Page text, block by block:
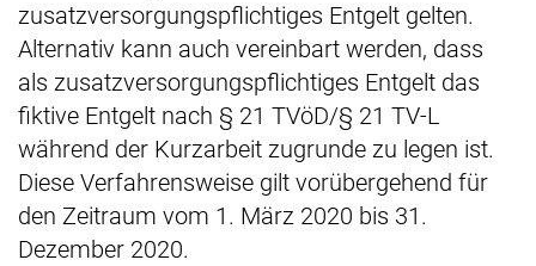
zusatzversorgungspflichtiges Entgelt gelten.
Alternativ kann auch vereinbart werden, dass
als zusatzversorgungspflichtiges Entgelt das
fiktive Entgelt nach § 21 TVöD/§ 21 TV-L
während der Kurzarbeit zugrunde zu legen ist.
Diese Verfahrensweise gilt vorübergehend für
den Zeitraum vom 1. März 2020 bis 31.
Dezember 2020.